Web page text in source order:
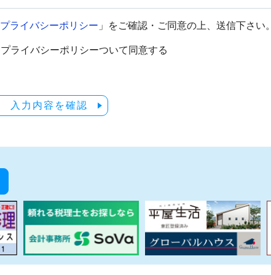
プライバシーポリシー 」をご確認・ご同意の上、送信下さい。
プライバシーポリシーついて同意する
入力内容を確認